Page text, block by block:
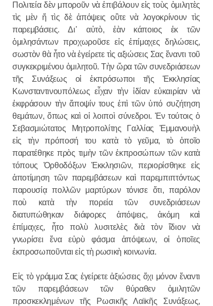
Πολιτεία δὲν μποροῦν νὰ ἐπιβάλουν εἰς τοὺς ὁμιλητὲς
τὶς μὲν ἤ τὶς δὲ ἀπόψεις οὒτε νὰ λογοκρίνουν τὶς
παρεμβάσεις. Δι᾽ αὐτὸ, ἐὰν κάποιος ἐκ τῶν
ὁμιλησάντων προχωροῦσε εἰς ἐπίμαχες δηλώσεις,
σωστὸν θὰ ἦτο νὰ ἐγείρετε τὶς αξιώσεις Σας ἔναντι τοῦ
συγκεκριμένου ὁμιλητοῦ. Τὴν ὥρα τῶν συνεδριάσεων
τῆς Συνάξεως οἱ ἐκπρόσωποι τῆς Ἐκκλησίας
Κωνσταντινουπόλεως εἶχαν τὴν ἰδίαν εὐκαιρίαν νὰ
ἐκφράσουν τὴν ἄποψίν τους ἐπὶ τῶν ὑπό συζήτηση
θεμάτων, ὅπως καὶ οἱ λοιποὶ σύνεδροι. Ἐν τούτοις ὁ
Σεβασμιώτατος Μητροπολίτης Γαλλίας Ἐμμανουὴλ
εἰς τὴν πρόποσή του κατὰ τὸ γεῦμα, τὸ ὁποῖο
παρατέθηκε πρὸς τιμὴν τῶν ἐκπροσώπων τῶν κατὰ
τόπους Ὀρθοδόξων Ἐκκλησιῶν, περιορίσθηκε εἰς
ἀποτίμηση τῶν παρεμβάσεων καὶ παρεμπιπτόντως
παρουσίᾳ πολλῶν μαρτύρων τόνισε ὅτι, παρόλον
ποὺ κατὰ τὴν πορεία τῶν συνεδριάσεων
διατυπώθηκαν διάφορες ἀπόψεις, ἀκόμη καὶ
ἐπίμαχες, ἦτο πολὺ λυσιτελὲς διὰ τὸν ἴδιον νὰ
γνωρίσει ἕνα εὐρὺ φάσμα ἀπόψεων, οἱ ὁποῖες
ἐκπροσωποῦνται εἰς τὴ ρωσικὴ κοινωνία.
Εἰς τὸ γράμμα Σας ἐγείρετε ἀξιώσεις ὄχι μόνον ἔναντι
τῶν παρεμβάσεων τῶν θύραθεν ὁμιλητῶν
προσκεκλημένων τῆς Ρωσικῆς Λαϊκῆς Συνάξεως,